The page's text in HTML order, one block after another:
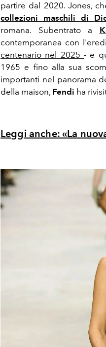
partire dal 2020. Jones,
collezioni maschili di
romana. Subentrato a
contemporanea con
centenario nel 2025 - e
1965 e fino alla sua
importanti nel panorama
della maison, Fendi ha
Leggi anche: «La